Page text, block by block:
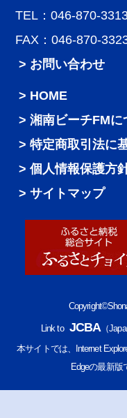
TEL：046-870-
FAX：046-870-
> お問い合わせ
HOME
湘南ビーチFMに
特定商取引法に
個人情報保護方
サイトマップ
Link to JCBA（
本サイトでは、Internet
Edgeの最新版